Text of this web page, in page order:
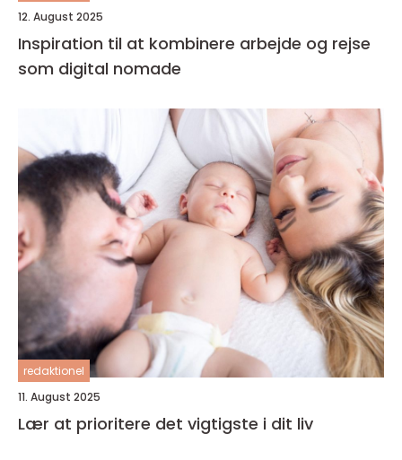
12. August 2025
Inspiration til at kombinere arbejde og rejse
som digital nomade
redaktionel
11. August 2025
Lær at prioritere det vigtigste i dit liv